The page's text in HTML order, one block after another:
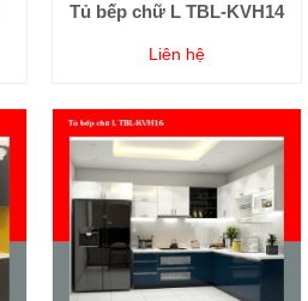
Tủ bếp chữ L TBL-KVH14
Liên hệ